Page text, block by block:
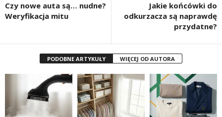
Czy nowe auta są… nudne?
Weryfikacja mitu
Jakie końcówki do
odkurzacza są naprawdę
przydatne?
PODOBNE ARTYKUŁY WIĘCEJ OD AUTORA